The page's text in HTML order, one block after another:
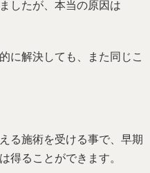
したが、本当の原因は
に解決しても、また同じこ
る施術を受ける事で、早期
得ることができます。